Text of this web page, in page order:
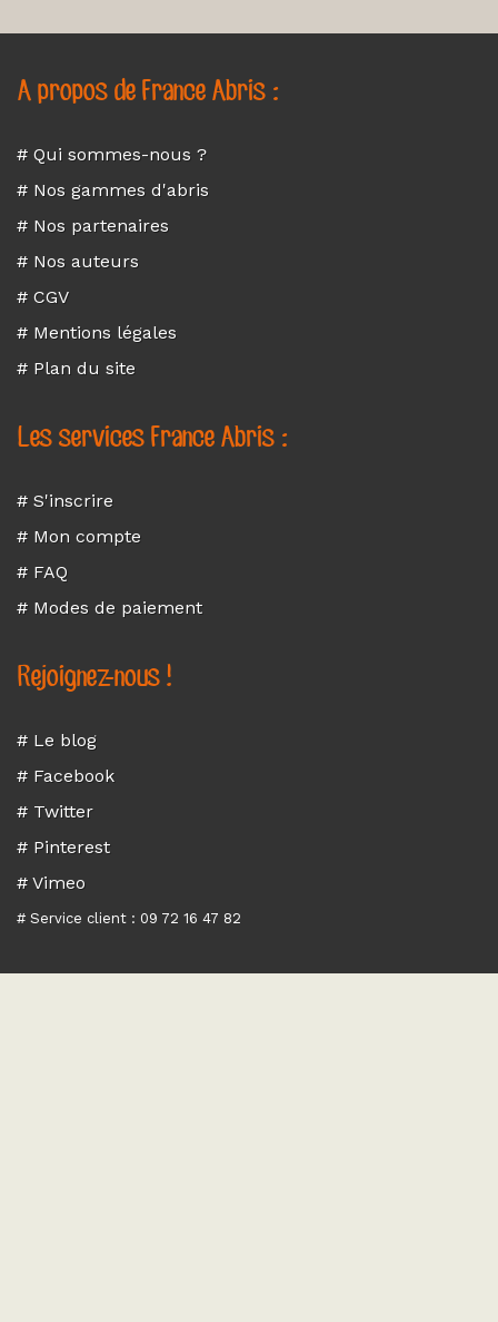
A propos de France Abris :
# Qui sommes-nous ?
# Nos gammes d'abris
# Nos partenaires
# Nos auteurs
# CGV
# Mentions légales
# Plan du site
Les services France Abris :
# S'inscrire
# Mon compte
# FAQ
# Modes de paiement
Rejoignez-nous !
# Le blog
# Facebook
# Twitter
# Pinterest
# Vimeo
# Service client : 09 72 16 47 82